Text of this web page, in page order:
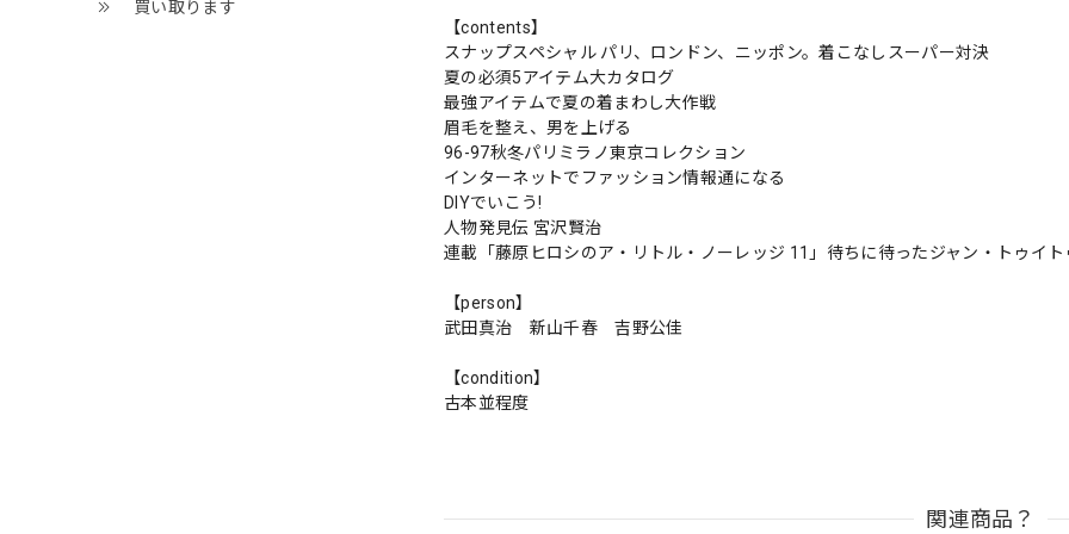
買い取ります
【contents】
スナップスペシャル パリ、ロンドン、ニッポン。着こなしスーパー対決
夏の必須5アイテム大カタログ
最強アイテムで夏の着まわし大作戦
眉毛を整え、男を上げる
96-97秋冬パリミラノ東京コレクション
インターネットでファッション情報通になる
DIYでいこう!
人物発見伝 宮沢賢治
連載「藤原ヒロシのア・リトル・ノーレッジ 11」待ちに待ったジャン・トゥイ
【person】
武田真治 新山千春 吉野公佳
【condition】
古本並程度
関連商品？